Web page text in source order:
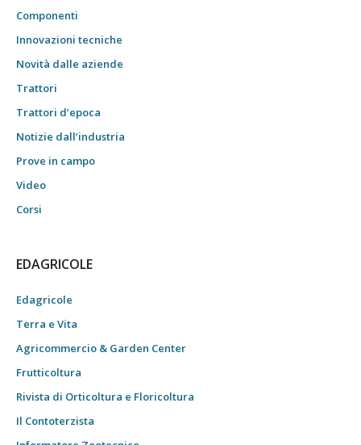
Componenti
Innovazioni tecniche
Novità dalle aziende
Trattori
Trattori d’epoca
Notizie dall’industria
Prove in campo
Video
Corsi
EDAGRICOLE
Edagricole
Terra e Vita
Agricommercio & Garden Center
Frutticoltura
Rivista di Orticoltura e Floricoltura
Il Contoterzista